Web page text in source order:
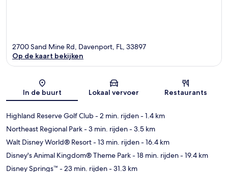
Kaart
2700 Sand Mine Rd, Davenport, FL, 33897
Op de kaart bekijken
In de buurt Lokaal vervoer Restaurants
Highland Reserve Golf Club- 2 min. rijden- 1.4 km
Northeast Regional Park- 3 min. rijden- 3.5 km
Walt Disney World® Resort- 13 min. rijden- 16.4 km
Disney's Animal Kingdom® Theme Park- 18 min. rijden- 19.4 km
Disney Springs™ - 23 min. rijden- 31.3 km